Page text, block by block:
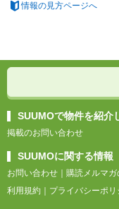
情報の見方ページへ
SUUMOで物件を紹介
掲載のお問い合わせ
SUUMOに関する情報
お問い合わせ
購読メルマ
利用規約
プライバシーポリ